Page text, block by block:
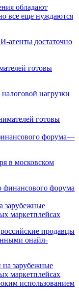
обладают
все еще нуждаются
готовы
нагрузки
форума—
в московском
зарубежные
маркетплейсах
продавцы
онайл-
использованием